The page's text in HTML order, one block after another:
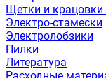
Щетки и крацовки
Электро-стамески
Электролобзики
Пилки
Литература